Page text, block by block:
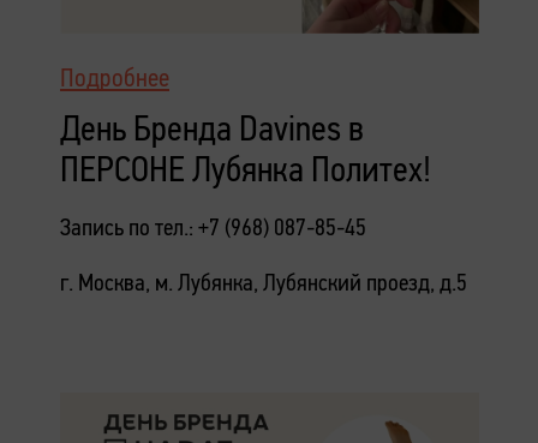
Подробнее
День Бренда Davines в
ПЕРСОНЕ Лубянка Политех!
Запись по тел.: +7 (968) 087-85-45
г. Москва, м. Лубянка, Лубянский проезд, д.5